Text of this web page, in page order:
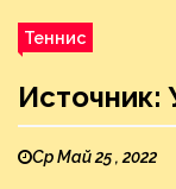
Теннис
Источник:
Ср Май 25 , 2022